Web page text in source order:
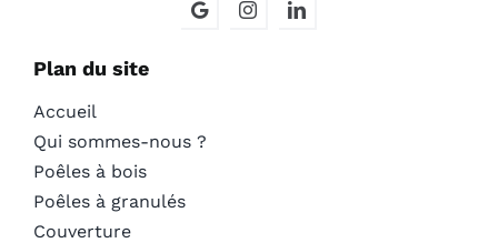
Plan du site
Accueil
Qui sommes-nous ?
Poêles à bois
Poêles à granulés
Couverture